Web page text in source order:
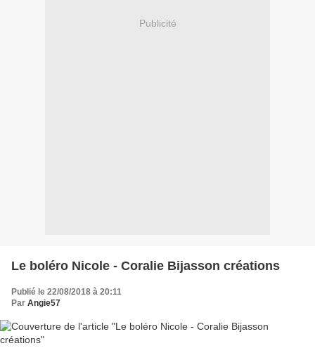
Publicité
Le boléro Nicole - Coralie Bijasson créations
Publié le 22/08/2018 à 20:11
Par Angie57